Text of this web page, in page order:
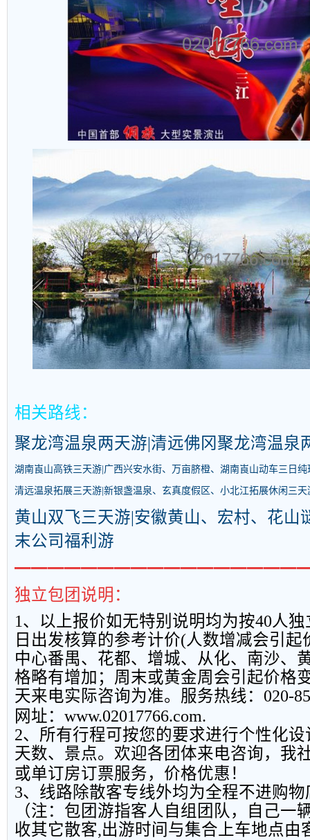
相关路线：
聚龙湾温泉两天游|清远佛冈聚龙湾温泉
湖南崀山高铁三天游|广西兴安水街、万亩脐橙、湖南崀山动车三日纯
清远温泉拓展三天游|新银盏温泉、玄真度假区、小北江拓展休闲三天
黄山双飞三天游|安徽黄山、宏村、花山
末公司福利游
独立包团说明：
1、以上报价如无特别说明均为按40人
日出发核算的参考计价(人数增减会引起
中心番禺、花都、增城、从化、南沙、
格略有增加；周末或黄金周会引起价格
天来电实际咨询为准。服务热线： 020-
网址： www.02017766.com.
2、所有行程可按您的要求进行个性化
天数、景点。欢迎各团体来电咨询，我
或单订房订票服务，价格优惠！
3、线路除散客专线外均为全程不进购
（注：包团游指客人自组团队，自己一
收其它散客,出游时间与集合上车地点由